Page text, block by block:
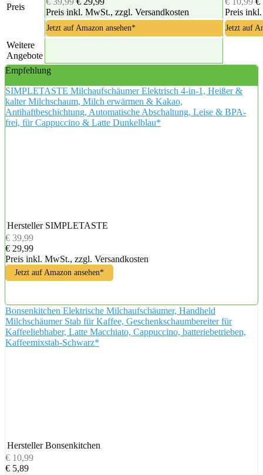
Preis
Preis inkl. MwSt., zzgl. Versandkosten
Preis
Jetzt auf Amazon ansehen* Jetzt auf
Weitere
Angebote
Empfehlung
SIMPLETASTE Milchaufschäumer Elektrisch 4-in-1, Heißer &
kalter Milchschaum, Milch erwärmen & Kakao,
Antihaftbeschichtung, Automatische Abschaltung, Leise & BPA-
frei, für Cappuccino & Latte Dunkelblau*
Hersteller SIMPLETASTE
€ 39,99
€ 29,99
Preis inkl. MwSt., zzgl. Versandkosten
Jetzt auf Amazon ansehen*
Bonsenkitchen Elektrische Milchaufschäumer, Handheld
Milchschäumer Stab für Kaffee, Geschenkschaumbereiter für
Kaffeeliebhaber, Latte Macchiato, Cappuccino, batteriebetrieben,
Kaffeemixstab-Schwarz*
Hersteller Bonsenkitchen
€ 10,99
€ 5,89